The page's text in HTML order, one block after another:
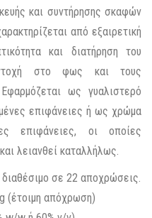
και συντήρησης σκαφών
από εξαιρετική
και διατήρηση του
στο φως και τους
ως γυαλιστερό
επιφάνειες ή ως χρώμα
επιφάνειες, οι οποίες
λειανθεί καταλλήλως.
σε 22 αποχρώσεις.
(έτοιμη απόχρωση)